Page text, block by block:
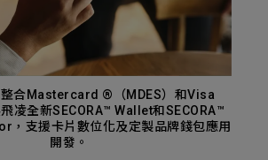
隱私權政策
整合Mastercard ®（MDES）和Visa
凌全新SECORA™ Wallet和SECORA™
，支援卡片數位化及定製品牌錢包應用
開發。
新增項目